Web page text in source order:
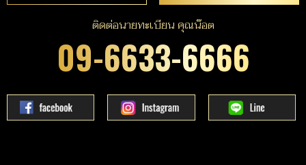
ติดต่อนายทะเบียน คุณน๊อต
09-6633-6666